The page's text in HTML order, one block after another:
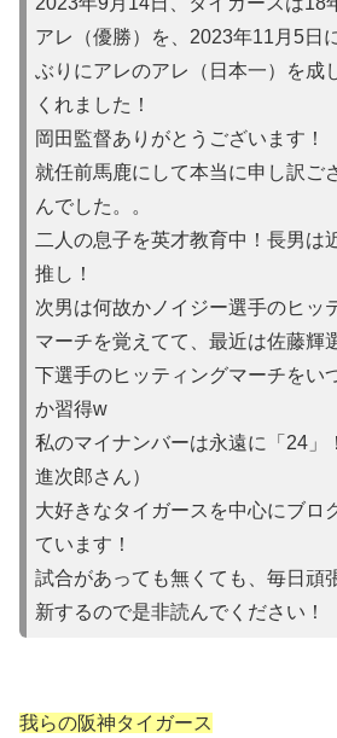
アレ（優勝）を 、2023年11月5日
ぶりにアレのアレ（日本一）を成
くれました！
岡田監督ありがとうございます！
就任前馬鹿にして本当に申し訳ご
んでした。。
二人の息子を英才教育中！長男は
推し！
次男は何故かノイ ジー選手のヒッ
マーチを覚えてて、最近は佐藤輝
下選手のヒッティングマーチをい
か習得w
私のマイナンバーは永遠に「24」
進次郎さん）
大好きなタイガースを中心にブロ
ています！
試合があって も無くても、毎日頑
新するので是非読んでください！
我らの阪神タイガース